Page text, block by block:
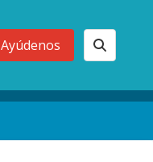
Ayúdenos